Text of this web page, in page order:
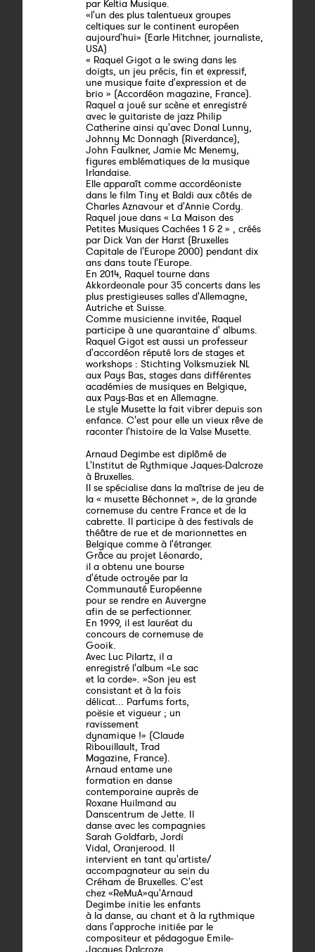
par Keltia Musique.
«l'un des plus talentueux groupes
celtiques sur le continent européen
aujourd'hui» (Earle Hitchner, journaliste,
USA)
« Raquel Gigot a le swing dans les
doigts, un jeu précis, fin et expressif,
une musique faite d'expression et de
brio » (Accordéon magazine, France).
Raquel a joué sur scène et enregistré
avec le guitariste de jazz Philip
Catherine ainsi qu'avec Donal Lunny,
Johnny Mc Donnagh (Riverdance),
John Faulkner, Jamie Mc Menemy,
figures emblématiques de la musique
Irlandaise.
Elle apparaît comme accordéoniste
dans le film Tiny et Baldi aux côtés de
Charles Aznavour et d'Annie Cordy.
Raquel joue dans « La Maison des
Petites Musiques Cachées 1 & 2 » , créés
par Dick Van der Harst (Bruxelles
Capitale de l'Europe 2000) pendant dix
ans dans toute l'Europe.
En 2014, Raquel tourne dans
Akkordeonale pour 35 concerts dans les
plus prestigieuses salles d'Allemagne,
Autriche et Suisse.
Comme musicienne invitée, Raquel
participe à une quarantaine d' albums.
Raquel Gigot est aussi un professeur
d'accordéon réputé lors de stages et
workshops : Stichting Volksmuziek NL
aux Pays Bas, stages dans différentes
académies de musiques en Belgique,
aux Pays-Bas et en Allemagne.
Le style Musette la fait vibrer depuis son
enfance. C'est pour elle un vieux rêve de
raconter l'histoire de la Valse Musette.
Arnaud Degimbe est diplômé de
L'Institut de Rythmique Jaques-Dalcroze
à Bruxelles.
Il se spécialise dans la maîtrise de jeu de
la « musette Béchonnet », de la grande
cornemuse du centre France et de la
cabrette. Il participe à des festivals de
théâtre de rue et de marionnettes en
Belgique comme à l'étranger.
Grâce au projet Léonardo,
il a obtenu une bourse
d'étude octroyée par la
Communauté Européenne
pour se rendre en Auvergne
afin de se perfectionner.
En 1999, il est lauréat du
concours de cornemuse de
Gooik.
Avec Luc Pilartz, il a
enregistré l'album «Le sac
et la corde». »Son jeu est
consistant et à la fois
délicat... Parfums forts,
poësie et vigueur ; un
ravissement
dynamique !» (Claude
Ribouillault, Trad
Magazine, France).
Arnaud entame une
formation en danse
contemporaine auprès de
Roxane Huilmand au
Danscentrum de Jette. Il
danse avec les compagnies
Sarah Goldfarb, Jordi
Vidal, Oranjerood. Il
intervient en tant qu'artiste/
accompagnateur au sein du
Créham de Bruxelles. C'est
chez «ReMuA»qu'Arnaud
Degimbe initie les enfants
à la danse, au chant et à la rythmique
dans l'approche initiée par le
compositeur et pédagogue Emile-
Jacques Dalcroze.